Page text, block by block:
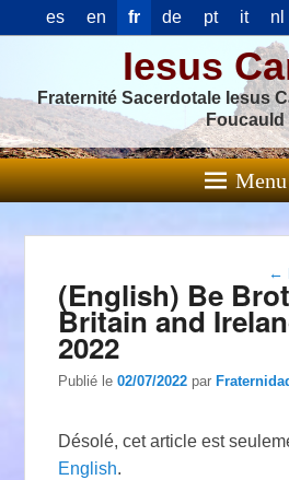
es en fr de pt it nl
Iesus
Fraternité Sacerdotale Iesus
Foucauld
Menu
←
(English) Be
Britain and
2022
Publié le02/07/2022 par
Désolé, cet article est
English.